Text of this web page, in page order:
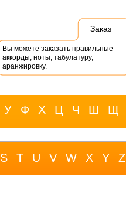
Заказ
Вы можете заказать правильные
аккорды, ноты, табулатуру,
аранжировку.
У Ф Х Ц Ч Ш Щ
S T U V W X Y Z